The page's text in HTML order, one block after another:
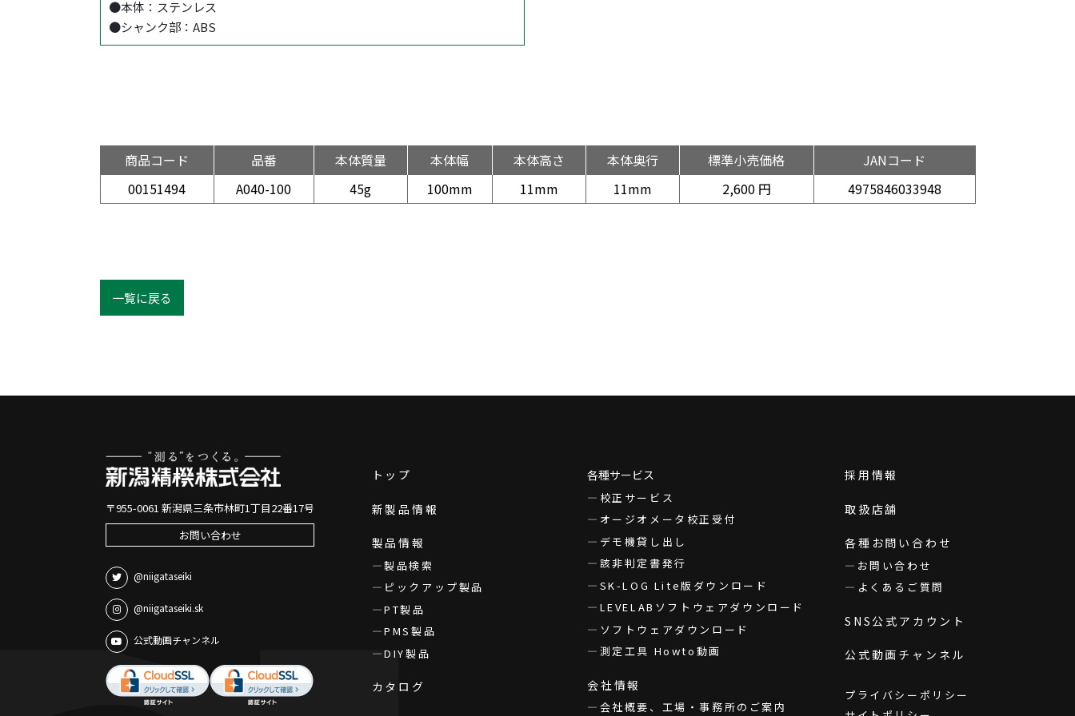
●本体：ステンレス
●シャンク部：ABS
商品コード 品番 本体質量 本体幅 本体高さ 本体奥行 標準小売価格
JANコード
00151494
A040-100 45g 100mm 11mm 11mm 2,600 円 4975846033948
一覧に戻る
〒955-0061 新潟県三条市林町1丁目22番17号
お問い合わせ
@niigataseiki
@niigataseiki.sk
公式動画チャンネル
トップ
新製品情報
製品情報
製品検索
ピックアップ製品
PT製品
PMS製品
DIY製品
カタログ
各種サービス
校正サービス
オージオメータ校正受付
デモ機貸し出し
該非判定書発行
SK-LOG Lite版ダウンロード
LEVELABソフトウェアダウンロード
ソフトウェアダウンロード
測定工具 Howto動画
会社情報
会社概要、工場・事務所のご案内
採用情報
取扱店舗
各種お問い合わせ
お問い合わせ
よくあるご質問
SNS公式アカウント
公式動画チャンネル
プライバシーポリシー